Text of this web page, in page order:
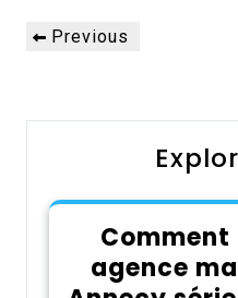
Navigation
dePrevious
Previous
agence